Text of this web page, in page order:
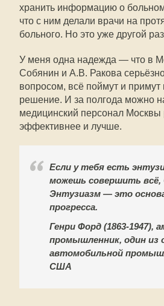
хранить информацию о
что с ним делали врачи на
больного. Но это уже другой
У меня одна надежда — что в
Собянин и А.В. Ракова
вопросом, всё поймут и примут
решение. И за полгода можно
медицинский персонал Москвы
эффективнее и лучше.
Если у тебя есть
можешь совершить всё,
Энтузиазм — это
прогресса.
Генри Форд (1863-1947),
промышленник, один из
автомобильной
США